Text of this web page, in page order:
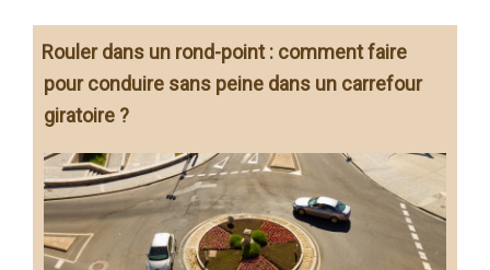
Rouler dans un rond-point : comment faire
pour conduire sans peine dans un carrefour
giratoire ?